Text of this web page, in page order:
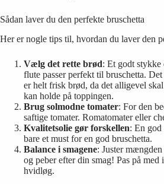
Sådan laver du den perfekte bruschetta
Her er nogle tips til, hvordan du laver den
Vælg det rette brød: Et godt stykke
flute passer perfekt til bruschetta.
er helt frisk brød, da det alligevel
kan holde på toppingen.
Brug solmodne tomater: For den
saftige tomater. Romatomater eller
Kvalitetsolie gør forskellen: En
bare et must for en god bruschetta.
Balance i smagene: Juster
og peber efter din smag! Pas på
hvidløg.